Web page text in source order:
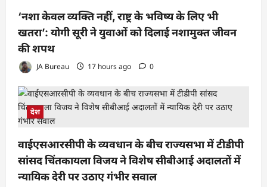
‘नशा केवल व्यक्ति नहीं, राष्ट्र के भविष्य के लिए भी
खतरा’: योगी सूरी ने युवाओं को दिलाई नशामुक्त जीवन
की शपथ
JA Bureau 17 hours ago 0
देश
वाईएसआरसीपी के व्यवधान के बीच राज्यसभा में टीडीपी
सांसद चिंतकायला विजय ने विशेष सीबीआई अदालतों में
न्यायिक देरी पर उठाए गंभीर सवाल